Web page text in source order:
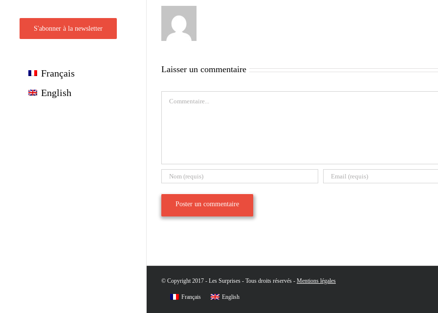
S'abonner à la newsletter
Français
English
Laisser un commentaire
Commentaire
© Copyright 2017 - Les Surprises - Tous droits réservés - Mentions légales
Français English